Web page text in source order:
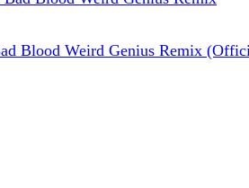
Blood Weird Genius Remix